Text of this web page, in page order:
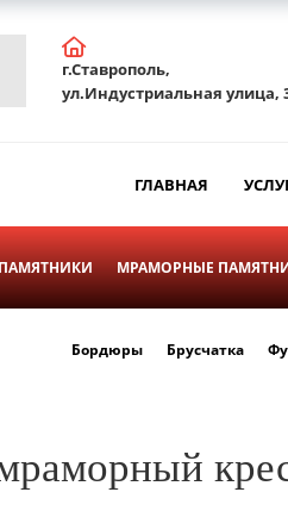
г.Ставрополь,
ул.Индустриальная улица,
ГЛАВНАЯ
МРАМОРНЫЕ
Бордюры Брусчатка